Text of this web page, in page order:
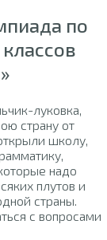
по
луковка,
страну от
школу,
надо
плутов и
страны.
с вопросами